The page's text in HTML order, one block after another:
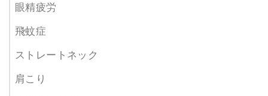
眼精疲労
飛蚊症
ストレートネック
肩こり